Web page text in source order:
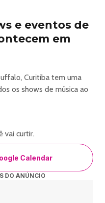
e eventos de
em
Curitiba tem uma
os shows de música ao
vai curtir.
Calendar
DO ANÚNCIO